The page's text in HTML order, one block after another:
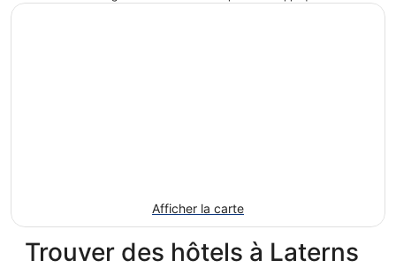
Afficher la carte
Trouver des hôtels à Laterns